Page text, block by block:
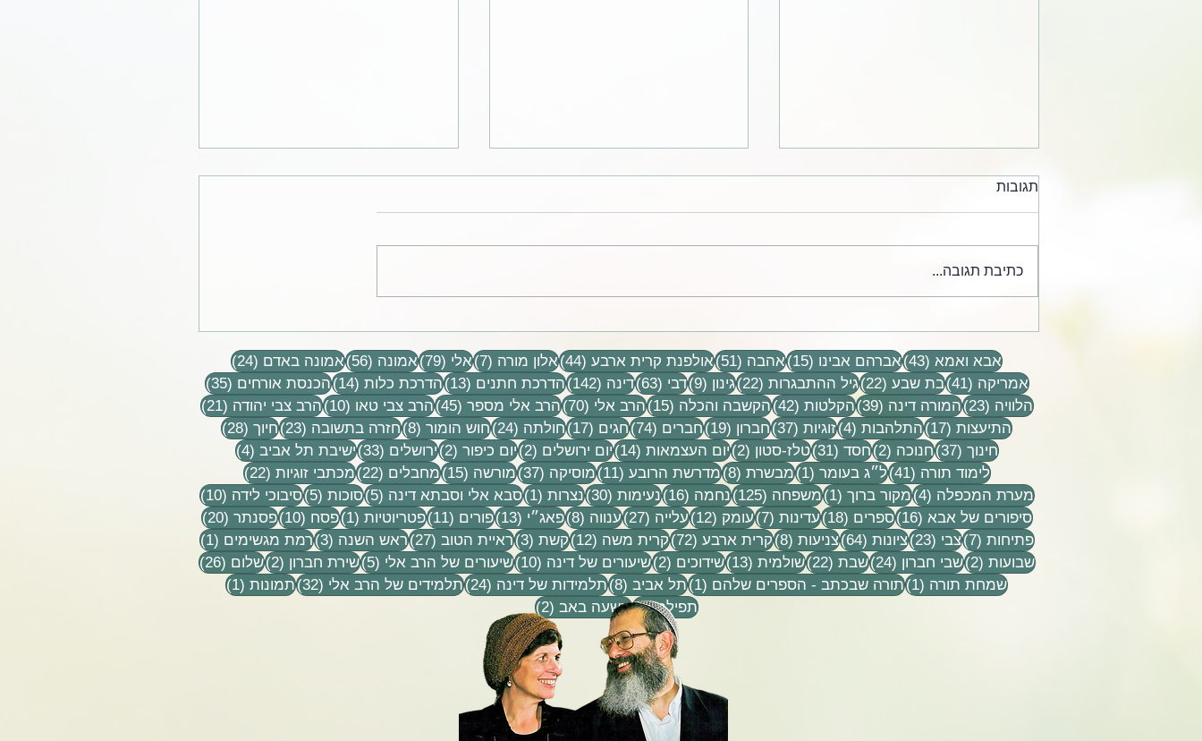
שלא שיתפנו אחת את השנייה,
התחלקנו בכל.
תגובות
כתיבת תגובה...
אבא ואמא (43) 43 פוסטים
אברהם אבינו (15) 15 פוסטים
אהבה (51) 51 פוסטים
אולפנת קרית ארבע (44) 44 פוסטים
אלון מורה (7) 7 פוסטיםאלי (79) 79 פוסטים
אמונה (56) 56 פוסטים
אמונה באדם (24)
24 פוסטים
אמריקה (41) 41 פוסטים
בת שבע (22) 22 פוסטים
גיל ההתבגרות (22) 22 פוסטים
גינון (9) 9 פוסטיםדבי (63) 63 פוסטים
דינה (142) 142 פוסטים
הדרכת חתנים (13) 13 פוסטים
הדרכת כלות (14) 14 פוסטים
הכנסת אורחים (35)
35 פוסטים
הלוויה (23) 23 פוסטים
המורה דינה (39) 39 פוסטים
הקלטות (42) 42 פוסטים
הקשבה והכלה (15) 15 פוסטים
הרב אלי (70) 70 פוסטים
הרב אלי מספר (45) 45 פוסטים
הרב צבי טאו (10) 10 פוסטים
הרב צבי יהודה (21)
21 פוסטים
התיעצות (17) 17 פוסטים
התלהבות (4) 4 פוסטיםזוגיות (37) 37 פוסטים
חברון (19) 19 פוסטים
חברים (74) 74 פוסטים
חגים (17) 17 פוסטים
חולתה (24) 24 פוסטים
חוש הומור (8) 8 פוסטיםחזרה בתשובה (23) 23 פוסטים
חיוך (28)
28 פוסטים
חינוך (37) 37 פוסטים
חנוכה (2) 2 פוסטיםחסד (31) 31 פוסטים
טלז-סטון (2) 2 פוסטיםיום העצמאות (14) 14 פוסטים
יום ירושלים (2) 2 פוסטיםיום כיפור (2) 2 פוסטיםירושלים (33) 33 פוסטים
ישיבת תל אביב (4)
4 פוסטים
לימוד תורה (41) 41 פוסטים
ל״ג בעומר (1) פוסט 1
מבשרת (8) 8 פוסטיםמדרשת הרובע (11) 11 פוסטים
מוסיקה (37) 37 פוסטים
מורשה (15) 15 פוסטים
מחבלים (22) 22 פוסטים
מכתבי זוגיות (22)
22 פוסטים
מערת המכפלה (4) 4 פוסטיםמקור ברוך (1) פוסט 1
משפחה (125) 125 פוסטים
נחמה (16) 16 פוסטים
נעימות (30) 30 פוסטים
נצרות (1) פוסט 1
סבא אלי וסבתא דינה (5) 5 פוסטיםסוכות (5) 5 פוסטיםסיבוכי לידה (10)
10 פוסטים
סיפורים של אבא (16) 16 פוסטים
ספרים (18) 18 פוסטים
עדינות (7) 7 פוסטיםעומק (12) 12 פוסטים
עלייה (27) 27 פוסטים
ענווה (8) 8 פוסטיםפאג״י (13) 13 פוסטים
פורים (11) 11 פוסטים
פטריוטיות (1) פוסט 1
פסח (10) 10 פוסטים
פסנתר (20)
20 פוסטים
פתיחות (7) 7 פוסטיםצבי (23) 23 פוסטים
ציונות (64) 64 פוסטים
צניעות (8) 8 פוסטיםקרית ארבע (72) 72 פוסטים
קרית משה (12) 12 פוסטים
קשת (3) 3 פוסטיםראיית הטוב (27) 27 פוסטים
ראש השנה (3) 3 פוסטיםרמת מגשימים (1)
פוסט 1
שבועות (2) 2 פוסטיםשבי חברון (24) 24 פוסטים
שבת (22) 22 פוסטים
שולמית (13) 13 פוסטים
שידוכים (2) 2 פוסטיםשיעורים של דינה (10) 10 פוסטים
שיעורים של הרב אלי (5) 5 פוסטיםשירת חברון (2) 2 פוסטיםשלום (26)
26 פוסטים
שמחת תורה (1) פוסט 1
תורה שבכתב - הספרים שלהם (1) פוסט 1
תל אביב (8) 8 פוסטיםתלמידות של דינה (24) 24 פוסטים
תלמידים של הרב אלי (32) 32 פוסטים
תמונות (1)
פוסט 1
תפילה (9) 9 פוסטיםתשעה באב (2) 2 פוסטים